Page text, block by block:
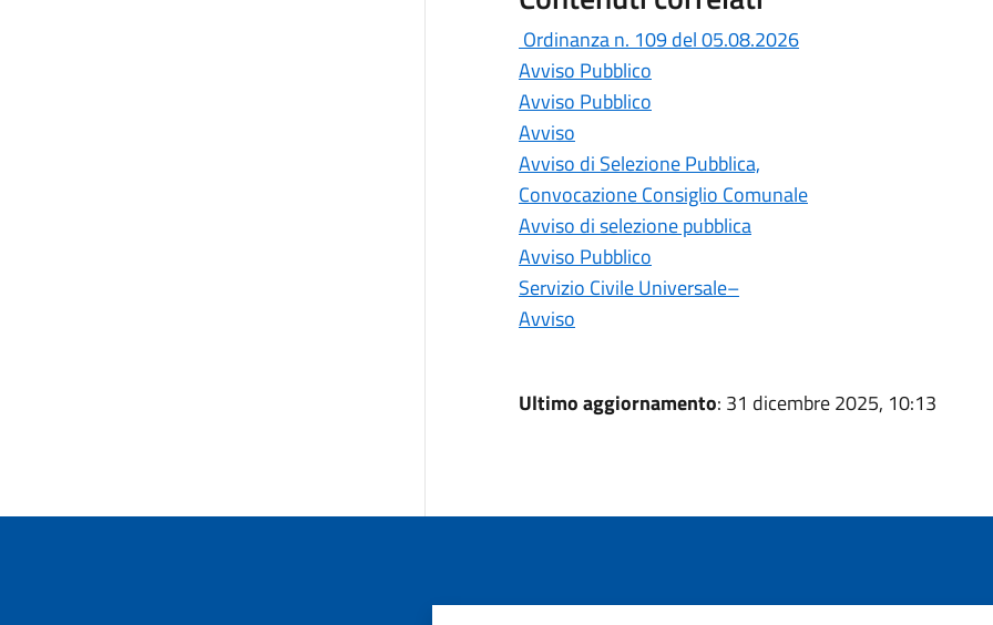
Ordinanza n. 109 del 05.08.2026
Avviso Pubblico
Avviso Pubblico
Avviso
Avviso di Selezione Pubblica,
Convocazione Consiglio Comunale
Avviso di selezione pubblica
Avviso Pubblico
Servizio Civile Universale–
Avviso
Ultimo aggiornamento: 31 dicembre 2025, 10:13